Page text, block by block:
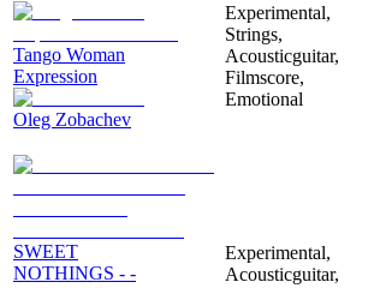
Tango Woman
Expression
Oleg Zobachev
Experimental,
Strings,
Acousticguitar,
Filmscore,
Emotional
SWEET
NOTHINGS - -
Experimental,
Acousticguitar,